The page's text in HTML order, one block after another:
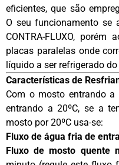
eficientes, que são
O seu funcionamento se
CONTRA-FLUXO,
placas paralelas onde
líquido a ser refrigerado
Características de
Com o mosto entrando a
entrando a 20ºC, se a
mosto por 20ºC usa-se:
Fluxo de água fria de
Fluxo de mosto quente